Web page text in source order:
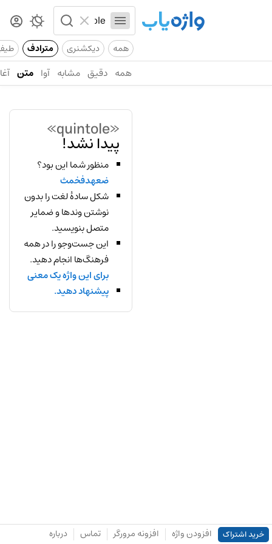
همه دیکشنری مترادف
همه دقیق مشابه آوا متن
«quintole»
پیدا نشد!
منظور شما این بود؟
ضعهدفخمث
شکل سادهٔ لغت را بدون
نوشتن وندها و ضمایر
متصل بنویسید.
این جست‌وجو را در همه
فرهنگ‌ها انجام دهید.
برای این واژه یک معنی
پیشنهاد دهید.
خرید اشتراک افزودن واژه افزونه مرورگر تماس درباره